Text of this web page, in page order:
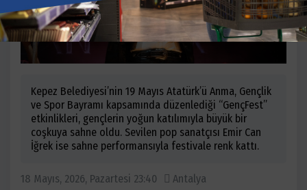
Kepez Belediyesi’nin 19 Mayıs Atatürk’ü Anma, Gençlik
ve Spor Bayramı kapsamında düzenlediği “GençFest”
etkinlikleri, gençlerin yoğun katılımıyla büyük bir
coşkuya sahne oldu. Sevilen pop sanatçısı Emir Can
İğrek ise sahne performansıyla festivale renk kattı.
18 Mayıs, 2026, Pazartesi 23:40 Antalya